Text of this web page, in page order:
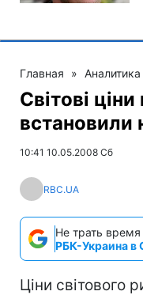
Главная » Аналитика
Світові
встановили
10:41 10.05.2008 Сб
RBC.UA
Не трать
РБК-Украина в
Ціни світового